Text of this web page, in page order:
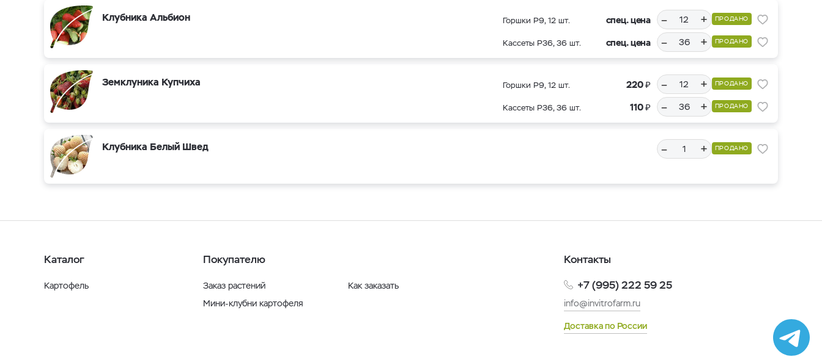
Клубника Альбион Горшки Р9, 12 шт. спец. цена – + ПРОДАНО
Кассеты Р36, 36 шт. спец. цена – + ПРОДАНО
Земклуника Купчиха Горшки Р9, 12 шт. 220₽ – + ПРОДАНО
Кассеты Р36, 36 шт. 110₽ – + ПРОДАНО
Клубника Белый Швед – + ПРОДАНО
Каталог
Картофель
Покупателю
Заказ растений
Мини-клубни картофеля
Как заказать
Контакты
+7 (995) 222 59 25
info@invitrofarm.ru
Доставка по России